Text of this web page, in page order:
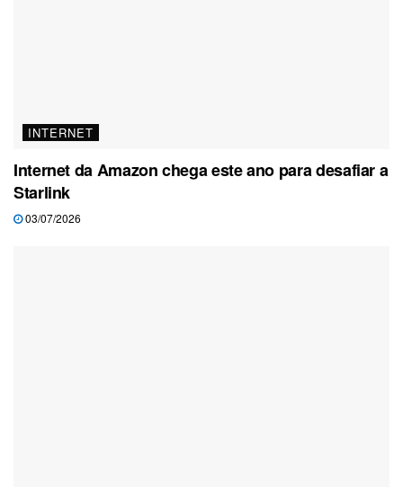
INTERNET
Internet da Amazon chega este ano para desafiar a
Starlink
03/07/2026